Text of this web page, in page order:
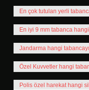
En çok tutulan yerli
En iyi 9 mm tabanca
Jandarma hangi
Özel Kuvvetler hangi
Polis özel harekat hangi